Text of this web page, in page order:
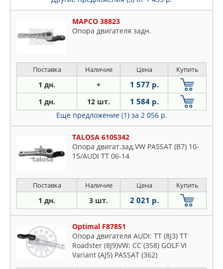
MAPCO 38823
Опора двигателя задн.
Поставка Наличие Цена Купить
1 дн. + 1 577 р.
1 дн. 12 шт. 1 584 р.
Еще предложение (1) за 2 056 р.
TALOSA 6105342
Опора двигат.зад.VW PASSAT (B7) 10-
15/AUDI TT 06-14
Поставка Наличие Цена Купить
1 дн. 3 шт. 2 021 р.
Optimal F87851
Опора двигателя AUDI: TT (8J3) TT
Roadster (8J9)VW: CC (358) GOLF VI
Variant (AJ5) PASSAT (362)